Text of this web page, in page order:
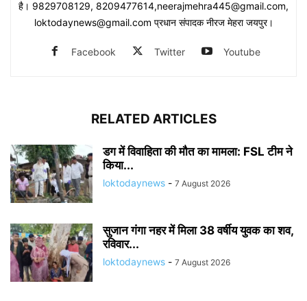
है। 9829708129, 8209477614,neerajmehra445@gmail.com,
loktodaynews@gmail.com प्रधान संपादक नीरज मेहरा जयपुर।
Facebook Twitter Youtube
RELATED ARTICLES
डग में विवाहिता की मौत का मामला: FSL टीम ने
किया...
loktodaynews - 7 August 2026
सुजान गंगा नहर में मिला 38 वर्षीय युवक का शव,
रविवार...
loktodaynews - 7 August 2026